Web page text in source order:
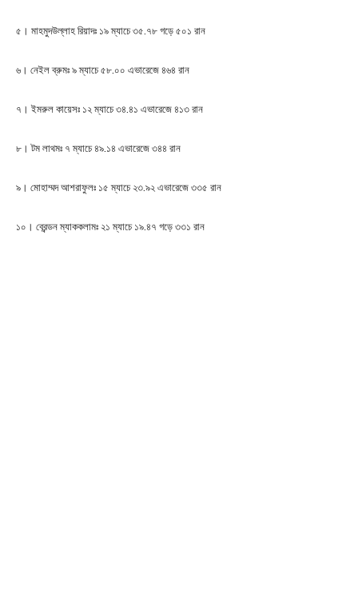
৫। মাহমুদউল্লাহ রিয়াদঃ ১৯ ম্যাচে ৩৫.৭৮ গড়ে ৫০১ রান
৬। নেইল ব্রুমঃ ৯ ম্যাচে ৫৮.০০ এভারেজে ৪৬৪ রান
৭। ইমরুল কায়েসঃ ১২ ম্যাচে ৩৪.৪১ এভারেজে ৪১৩ রান
৮। টম লাথমঃ ৭ ম্যাচে ৪৯.১৪ এভারেজে ৩৪৪ রান
৯। মোহাম্মদ আশরাফুলঃ ১৫ ম্যাচে ২৩.৯২ এভারেজে ৩৩৫ রান
১০। ব্রেন্ডন ম্যাককলামঃ ২১ ম্যাচে ১৯.৪৭ গড়ে ৩৩১ রান